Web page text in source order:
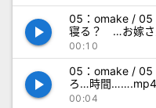
play_arrow
05：omake / 05
寝る？ …お嫁さ
00:10
play_arrow
05：omake / 05
ろ…時間…….mp4
00:04